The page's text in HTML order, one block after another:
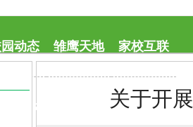
动态 雏鹰天地 家校互联
校本资源 智慧校园关于开